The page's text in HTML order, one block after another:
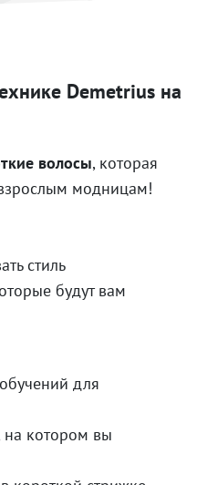
Demetrius на
волосы, которая
модницам!
стиль
будут вам
для
на котором вы